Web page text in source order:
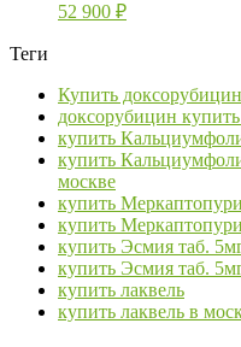
52 900 ₽
Теги
Купить
доксорубицин
купить
купить
москве
купить
купить
купить Эсмия таб.
купить Эсмия таб.
купить лаквель
купить лаквель в